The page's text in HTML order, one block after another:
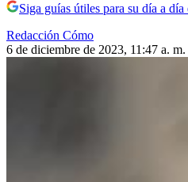
Siga guías útiles para su día a
Redacción Cómo
6 de diciembre de 2023, 11:47 a. m.